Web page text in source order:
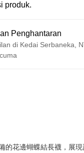
produk.
Penghantaran
di Kedai Serbaneka,
Penuh)
Serbaneka
的花邊蝴蝶結長襪，展